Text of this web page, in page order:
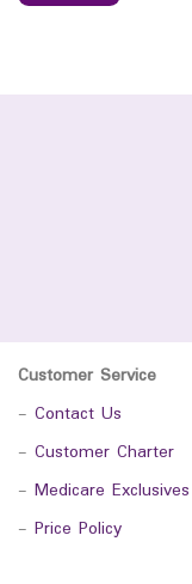
Customer Service
- Contact Us
- Customer Charter
- Medicare Exclusives
- Price Policy